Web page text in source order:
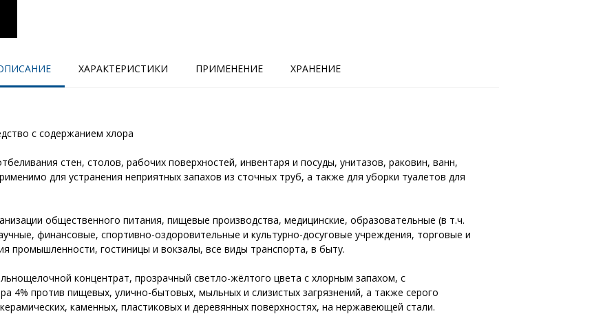
ХАРАКТЕРИСТИКИ ПРИМЕНЕНИЕ ХРАНЕНИЕ
с содержанием хлора
стен, столов, рабочих поверхностей, инвентаря и посуды, унитазов, раковин, ванн,
для устранения неприятных запахов из сточных труб, а также для уборки туалетов для
общественного питания, пищевые производства, медицинские, образовательные (в т.ч.
финансовые, спортивно-оздоровительные и культурно-досуговые учреждения, торговые и
промышленности, гостиницы и вокзалы, все виды транспорта, в быту.
концентрат, прозрачный светло-жёлтого цвета с хлорным запахом, с
4% против пищевых, улично-бытовых, мыльных и слизистых загрязнений, а также серого
каменных, пластиковых и деревянных поверхностях, на нержавеющей стали.